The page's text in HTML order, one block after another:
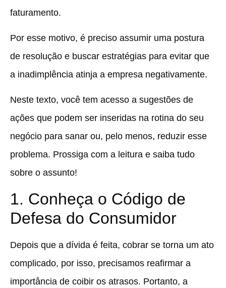
faturamento.
Por esse motivo, é preciso assumir uma postura
de resolução e buscar estratégias para evitar que
a inadimplência atinja a empresa negativamente.
Neste texto, você tem acesso a sugestões de
ações que podem ser inseridas na rotina do seu
negócio para sanar ou, pelo menos, reduzir esse
problema. Prossiga com a leitura e saiba tudo
sobre o assunto!
1. Conheça o Código de
Defesa do Consumidor
Depois que a dívida é feita, cobrar se torna um ato
complicado, por isso, precisamos reafirmar a
importância de coibir os atrasos. Portanto, a